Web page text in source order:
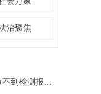
治聚焦
测报告引质疑